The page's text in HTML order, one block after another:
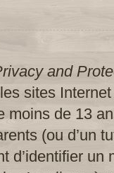
and
sites
moins de 13
(ou d’un
d’identifier